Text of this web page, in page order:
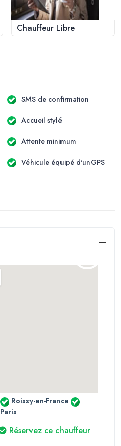
Chauffeur Libre
SMS de confirmation
Accueil stylé
Attente minimum
Véhicule équipé d'unGPS
Roissy-en-France
Paris
Réservez ce chauffeur